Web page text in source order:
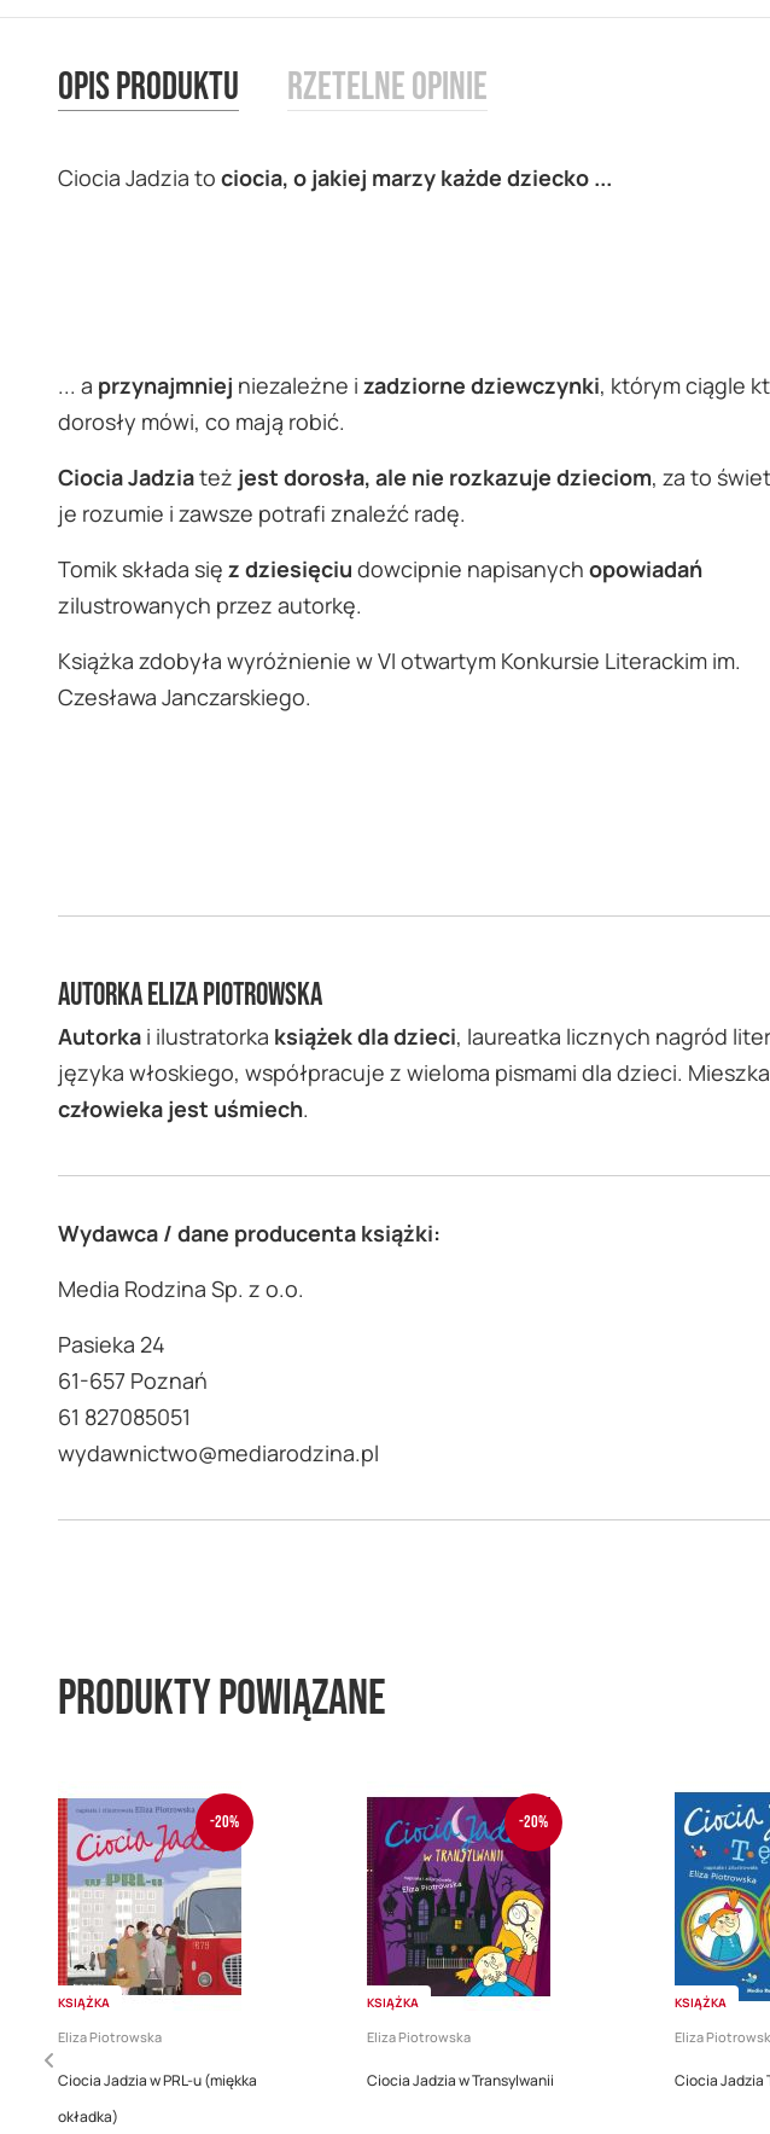
Opis produktu
Ciocia Jadzia to ciocia, o jakiej marzy każde dziecko ...
... a przynajmniej niezależne i zadziorne dziewczynki, którym ciągle
dorosły mówi, co mają robić.
Ciocia Jadziateż jest dorosła, ale nie rozkazuje dzieciom, za to
je rozumie i zawsze potrafi znaleźć radę.
Tomik składa się z dziesięciu dowcipnie napisanych opowiadań
zilustrowanych przez autorkę.
Książka zdobyła wyróżnienie w VI otwartym Konkursie Literackim im.
Czesława Janczarskiego.
Autorka Eliza Piotrowska
Autorka i ilustratorka książek dla dzieci, laureatka licznych nagród
języka włoskiego, współpracuje z wieloma pismami dla dzieci.
człowieka jest uśmiech.
Wydawca / dane producenta książki:
Media Rodzina Sp. z o.o.
Pasieka 24
61-657 Poznań
61 827085051
wydawnictwo@mediarodzina.pl
Rzetelne opinie
Produkty powiązane
-20%
KSIĄŻKA
Eliza Piotrowska
Ciocia Jadzia w PRL-u (miękka
okładka)
-20%
KSIĄŻKA
Eliza Piotrowska
Ciocia Jadzia w Transylwanii
KSIĄŻKA
Eliza
Ciocia Jadzia